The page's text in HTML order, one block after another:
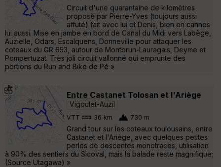
Circuit d'une quarantaine de kilomètres
proposé par Pierre-Yves (toujours aussi
affuté) fait avec lui et Denis, bien en cannes
lui aussi. Mise en jambe en bord de Canal du Midi vers Labège,
Auzielle, Odars, Escalquens, Donneville pour attaquer les
coteaux du GR 653, autour de Montbrun-Lauragais, Deyme et
Pompertuzat. Très joli circuit vallonné qui emprunte des
portions du Run and Bike de Pé »
Entre Castanet Tolosan et l'Ariège
Vigoulet-Auzil
VTT 36 km 730 m
Grand tour sur les coteaux toulousains, entre
Castanet et l'Ariège, avec quelques petites
perles de descentes monotraces, utilisation
à 90% des sentiers du Sicoval, mais la balade reste magnifique;
(Source Utagawa) »